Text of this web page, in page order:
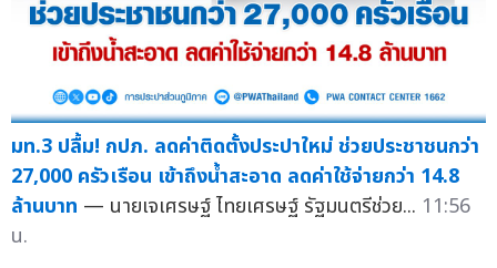
มท.3 ปลื้ม! กปภ. ลดค่าติดตั้งประปาใหม่ ช่วยประชาชนกว่า
27,000 ครัวเรือน เข้าถึงน้ำสะอาด ลดค่าใช้จ่ายกว่า 14.8
ล้านบาท — นายเจเศรษฐ์ ไทยเศรษฐ์ รัฐมนตรีช่วย... 11:56
น.